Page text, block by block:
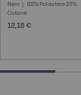
Nero
65% Poliestere 35%
Cotone
12,18 €
25% completed